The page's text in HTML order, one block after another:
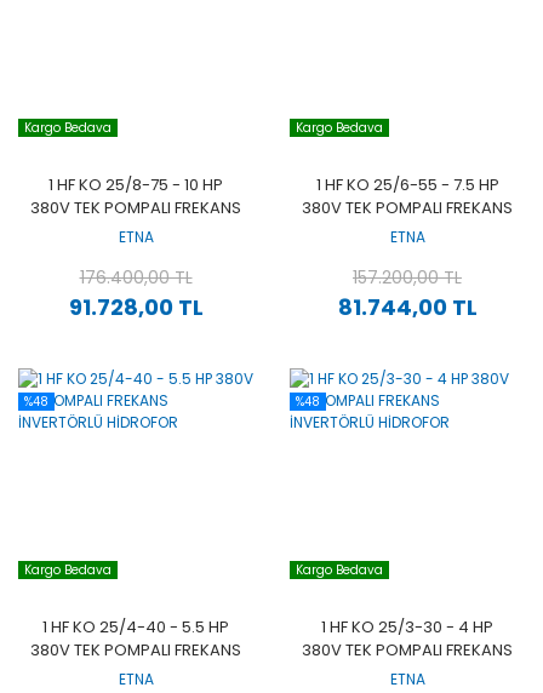
Kargo Bedava
1 HF KO 25/8-75 - 10 HP
380V TEK POMPALI FREKANS
İNVERTÖRLÜ HİDROFOR
ETNA
91.728,00 TL
176.400,00 TL
Kargo Bedava
1 HF KO 25/6-55 - 7.5 HP
380V TEK POMPALI FREKANS
İNVERTÖRLÜ HİDROFOR
ETNA
81.744,00 TL
157.200,00 TL
%48
Kargo Bedava
1 HF KO 25/4-40 - 5.5 HP
380V TEK POMPALI FREKANS
İNVERTÖRLÜ HİDROFOR
ETNA
%48
Kargo Bedava
1 HF KO 25/3-30 - 4 HP
380V TEK POMPALI FREKANS
İNVERTÖRLÜ HİDROFOR
ETNA